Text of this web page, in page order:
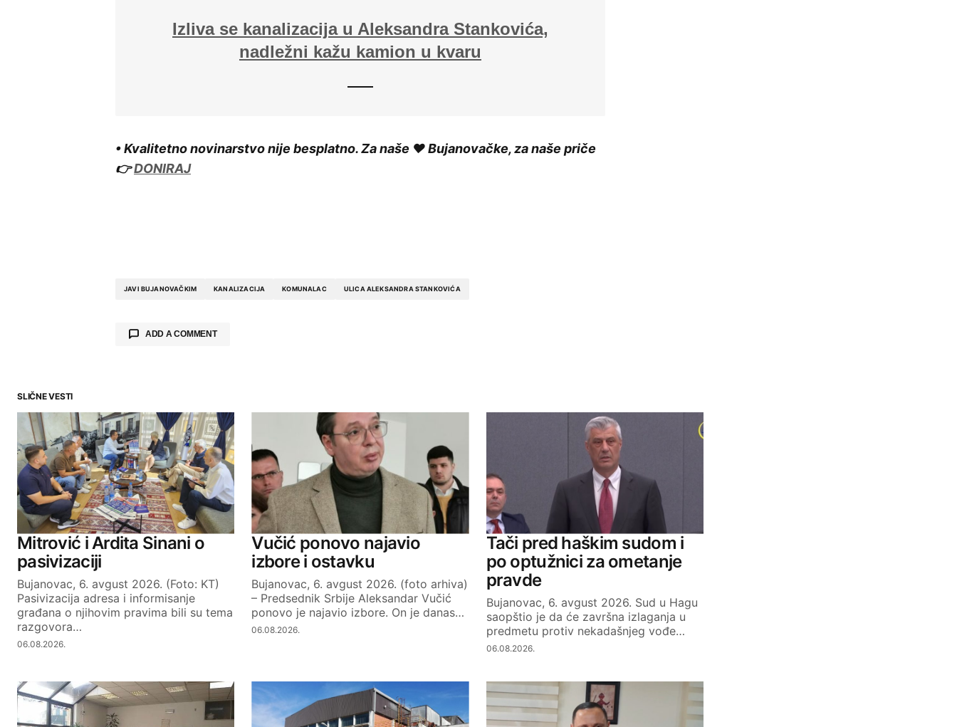
Izliva se kanalizacija u Aleksandra Stankovića,
nadležni kažu kamion u kvaru
• Kvalitetno novinarstvo nije besplatno. Za naše ❤️ Bujanovačke, za naše priče
👉DONIRAJ
JAVI BUJANOVAČKIM KANALIZACIJA KOMUNALAC ULICA ALEKSANDRA STANKOVIĆA
ADD A COMMENT
Comment*
Your Name Your E-mail
SUBMIT COMMENT
SLIČNE VESTI
Mitrović i Ardita Sinani o
pasivizaciji
Bujanovac, 6. avgust 2026. (Foto: KT)
Pasivizacija adresa i informisanje
građana o njihovim pravima bili su tema
razgovora…
06.08.2026.
Vučić ponovo najavio
izbore i ostavku
Bujanovac, 6. avgust 2026. (foto arhiva)
– Predsednik Srbije Aleksandar Vučić
ponovo je najavio izbore. On je danas…
06.08.2026.
Tači pred haškim sudom i
po optužnici za ometanje
pravde
Bujanovac, 6. avgust 2026. Sud u Hagu
saopštio je da će završna izlaganja u
predmetu protiv nekadašnjeg vođe…
06.08.2026.